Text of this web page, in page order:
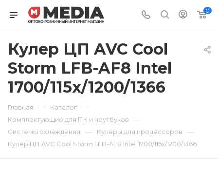
0
Кулер ЦП AVC Cool
Storm LFB-AF8 Intel
1700/115x/1200/1366
Главная — Каталог —
Комплектующие для ПК и ноутбуков —
Системы охлаждения — Кулеры для процессоров —
Кулер ЦП AVC Cool Storm LFB-AF8 Intel 1700/115x/1200/1366